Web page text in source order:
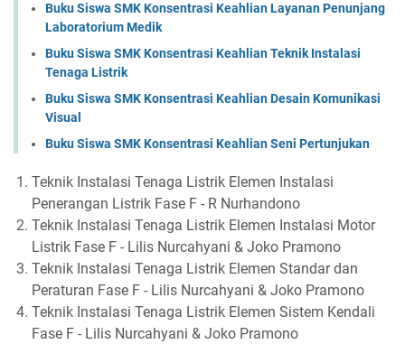
Buku Siswa SMK Konsentrasi Keahlian Layanan Penunjang
Laboratorium Medik
Buku Siswa SMK Konsentrasi Keahlian Teknik Instalasi
Tenaga Listrik
Buku Siswa SMK Konsentrasi Keahlian Desain Komunikasi
Visual
Buku Siswa SMK Konsentrasi Keahlian Seni Pertunjukan
Teknik Instalasi Tenaga Listrik Elemen Instalasi
Penerangan Listrik Fase F - R Nurhandono
Teknik Instalasi Tenaga Listrik Elemen Instalasi Motor
Listrik Fase F - Lilis Nurcahyani & Joko Pramono
Teknik Instalasi Tenaga Listrik Elemen Standar dan
Peraturan Fase F - Lilis Nurcahyani & Joko Pramono
Teknik Instalasi Tenaga Listrik Elemen Sistem Kendali
Fase F - Lilis Nurcahyani & Joko Pramono